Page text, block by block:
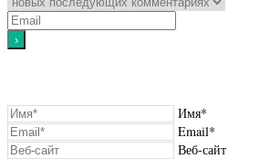
Имя*
Email*
Веб-сайт